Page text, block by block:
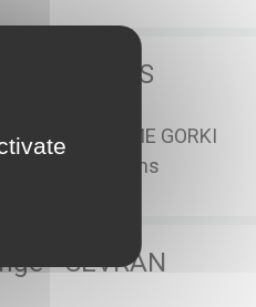
- STAINS
MAXIME GORKI
93240 Stains
- SEVRAN